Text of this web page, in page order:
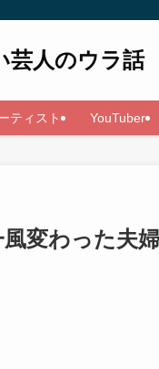
芸人のウラ話
ティスト YouTuber
変わった夫